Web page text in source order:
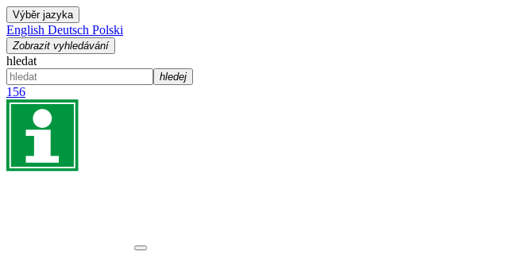
Výběr jazyka
English Deutsch Polski
Zobrazit vyhledávání
hledat
hledej
156